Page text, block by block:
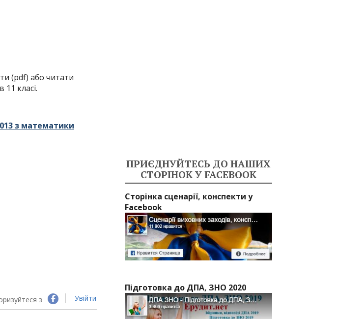
(pdf) або читати
класі.
з математики
з Увійти
ПРИЄДНУЙТЕСЬ ДО НАШИХ
СТОРІНОК У FACEBOOK
Сторінка сценарії, конспекти у
Facebook
Підготовка до ДПА, ЗНО 2020